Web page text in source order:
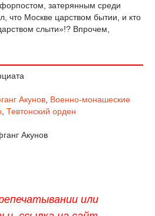
затерянным среди
что Москве царством бытии, и кто
слыти»!? Впрочем,
Акунов Военно-монашеские
Тевтонский орден
Акунов
или